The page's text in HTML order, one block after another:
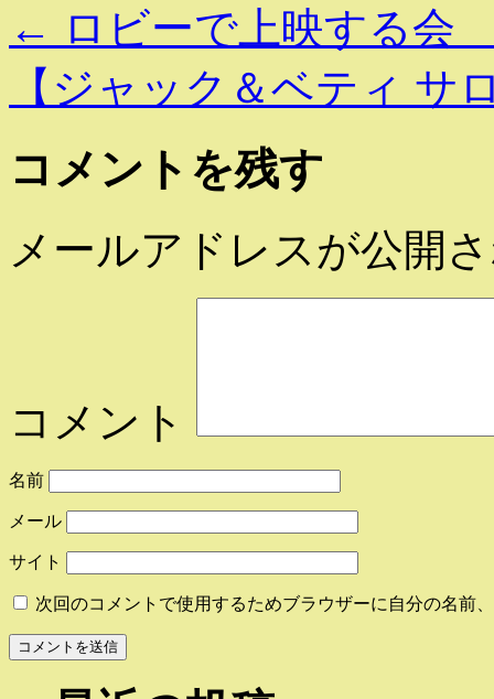
← ロビーで上映する会
【ジャック＆ベティ サ
コメントを残す
メールアドレスが公開
コメント
名前
メール
サイト
次回のコメントで使用するためブラウザーに自分の名前